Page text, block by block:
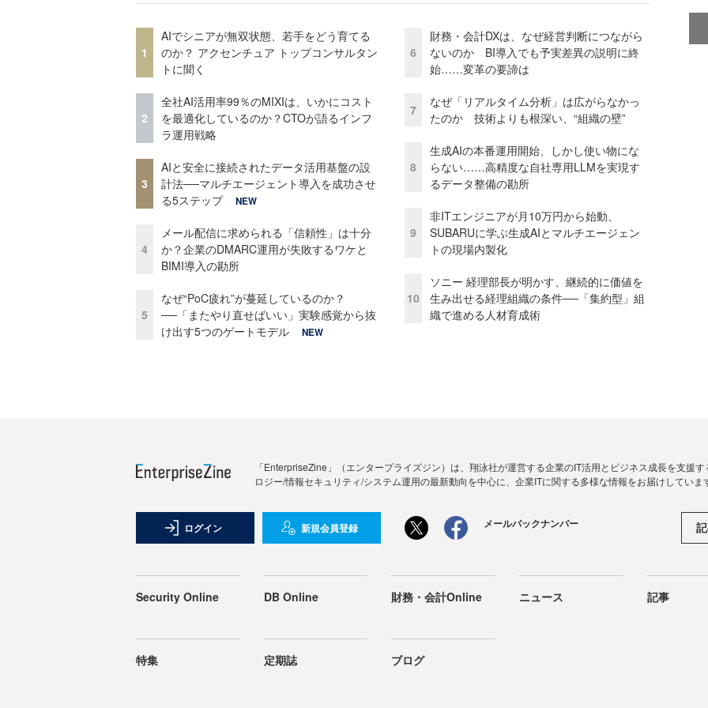
1
AIでシニアが無双状態、若手をどう育てる
のか？ アクセンチュア トップコンサルタン
トに聞く
2
全社AI活用率99％のMIXIは、いかにコスト
を最適化しているのか？CTOが語るインフ
ラ運用戦略
3
AIと安全に接続されたデータ活用基盤の設
計法──マルチエージェント導入を成功させ
る5ステップ
NEW
4
メール配信に求められる「信頼性」は十分
か？企業のDMARC運用が失敗するワケと
BIMI導入の勘所
5
なぜ“PoC疲れ”が蔓延しているのか？
──「またやり直せばいい」実験感覚から抜
け出す5つのゲートモデル
NEW
6
財務・会計DXは、なぜ経営判断につながら
ないのか BI導入でも予実差異の説明に終
始……変革の要諦は
7
なぜ「リアルタイム分析」は広がらなかっ
たのか 技術よりも根深い、“組織の壁”
8
生成AIの本番運用開始、しかし使い物にな
らない……高精度な自社専用LLMを実現す
るデータ整備の勘所
9
非ITエンジニアが月10万円から始動、
SUBARUに学ぶ生成AIとマルチエージェン
トの現場内製化
10
ソニー 経理部長が明かす、継続的に価値を
生み出せる経理組織の条件──「集約型」組
織で進める人材育成術
「EnterpriseZine」（エンタープライズジン）は、翔泳社が運営する企業のIT活用とビジネス成長を支援
ロジー/情報セキュリティ/システム運用の最新動向を中心に、企業ITに関する多様な情報をお届けしていま
ログイン 新規会員登録 メールバックナンバー
Security Online DB Online 財務・会計Online ニュース 記事
特集 定期誌 ブログ